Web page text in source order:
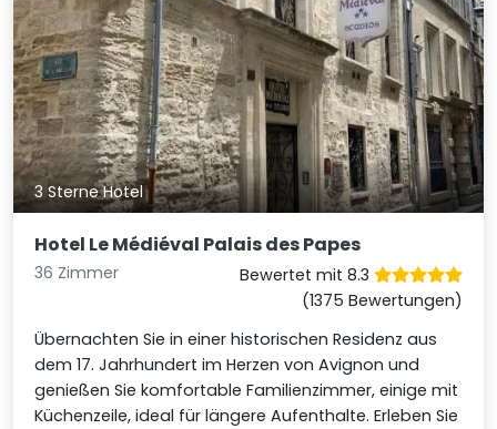
3 Sterne Hotel
Hotel Le Médiéval Palais des Papes
36 Zimmer
Bewertet mit 8.3
(1375 Bewertungen)
Übernachten Sie in einer historischen Residenz aus
dem 17. Jahrhundert im Herzen von Avignon und
genießen Sie komfortable Familienzimmer, einige mit
Küchenzeile, ideal für längere Aufenthalte. Erleben Sie